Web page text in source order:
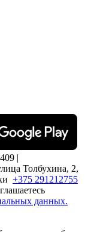
|
Толбухина, 2,
+375 291212755
данных.